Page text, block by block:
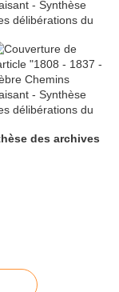
des archives